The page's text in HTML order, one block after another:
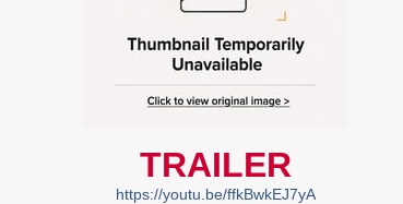
TRAILER
https://youtu.be/ffkBwkEJ7yA